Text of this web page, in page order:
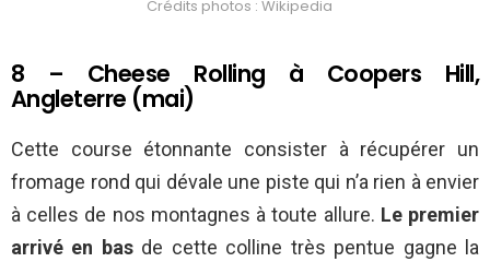
Crédits photos : Wikipedia
8 – Cheese Rolling à Coopers Hill,
Angleterre (mai)
Cette course étonnante consister à récupérer un
fromage rond qui dévale une piste qui n’a rien à envier
à celles de nos montagnes à toute allure. Le premier
arrivé en basde cette colline très pentue gagne la